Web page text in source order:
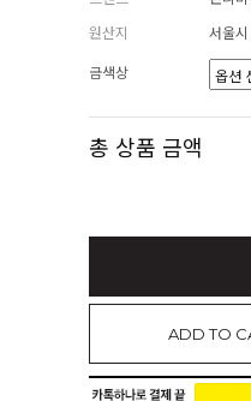
원산지
서울
금색상
총 상품 금액
ADD TO